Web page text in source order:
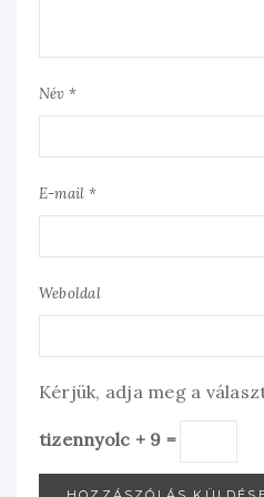
Név *
E-mail *
Weboldal
Kérjük, adja meg a
tizennyolc + 9 =